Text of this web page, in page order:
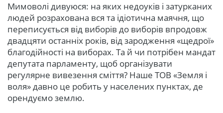
Мимоволі дивуюся: на яких недоуків і затурканих
людей розрахована вся та ідіотична маячня, що
переписується від виборів до виборів впродовж
двадцяти останніх років, від зародження «щедрої»
благодійності на виборах. Та й чи потрібен мандат
депутата парламенту, щоб організувати
регулярне вивезення сміття? Наше ТОВ «Земля і
воля» давно це робить у населених пунктах, де
орендуємо землю.